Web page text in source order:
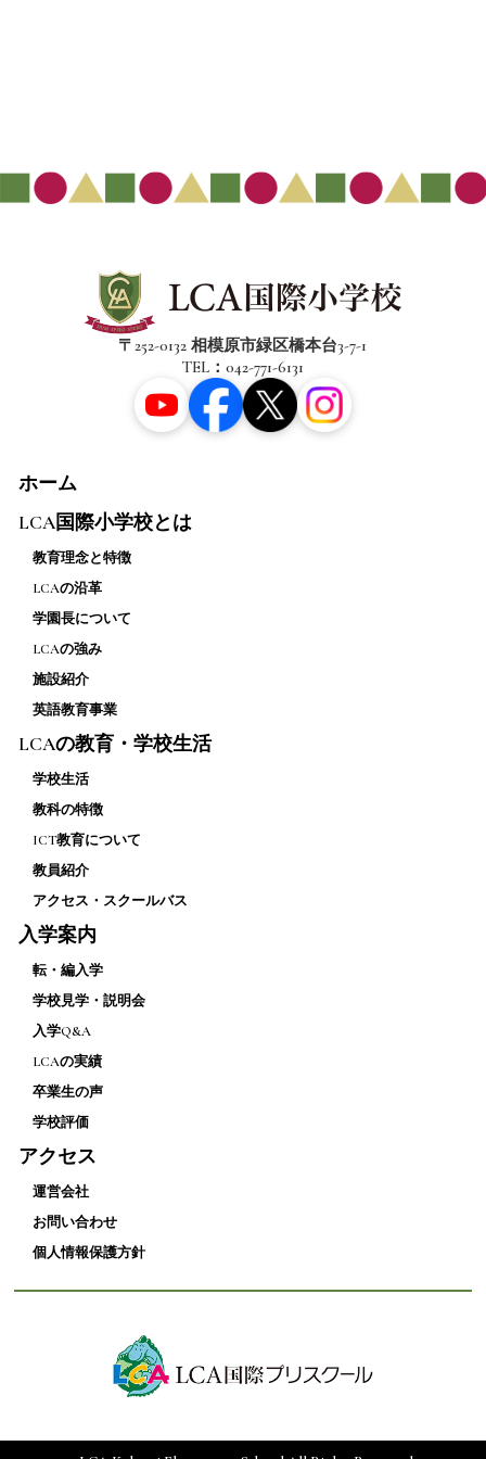
〒252-0132 相模原市緑区橋本台3-7-1
TEL：042-771-6131
ホーム
LCA国際小学校とは
教育理念と特徴
LCAの沿革
学園長について
LCAの強み
施設紹介
英語教育事業
LCAの教育・学校生活
学校生活
教科の特徴
ICT教育について
教員紹介
アクセス・スクールバス
入学案内
転・編入学
学校見学・説明会
入学Q&A
LCAの実績
卒業生の声
学校評価
アクセス
運営会社
お問い合わせ
個人情報保護方針